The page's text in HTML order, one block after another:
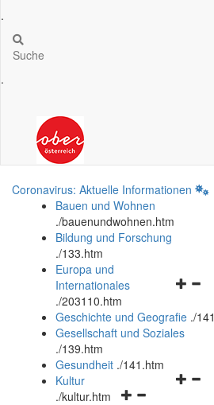
.
Suche
.
Coronavirus: Aktuelle Informationen
Bauen und Wohnen
./bauenundwohnen.htm
Bildung und Forschung
./133.htm
und
Europa und
Internationales
./203110.htm
Geschichte und Geografie ./
Gesellschaft und Soziales
./139.htm
Gesundheit ./141.htm
Navigationsmenü
Kultur
./kultur.htm